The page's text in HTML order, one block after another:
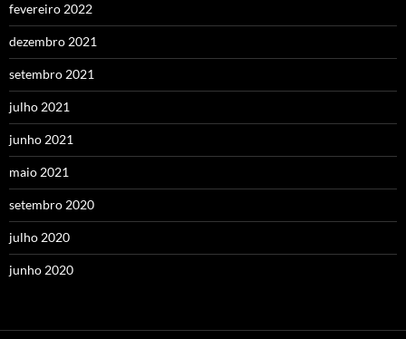
fevereiro 2022
dezembro 2021
setembro 2021
julho 2021
junho 2021
maio 2021
setembro 2020
julho 2020
junho 2020